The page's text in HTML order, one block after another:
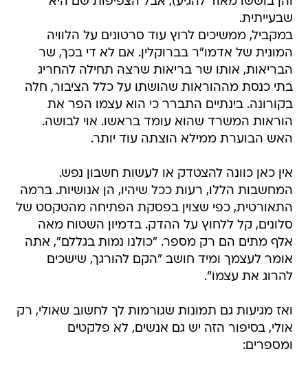
שבעייתית.
במקביל, ממשיכים לרוץ עוד סרטונים על הלוויה
המונית של אדמו"ר בברוקלין. אם לא די בכך, שר
הבריאות, אותו שר בריאות שרצה תחילה להחריג
בתי כנסת מההוראות שהושתו על כלל הציבור, חלה
בקורונה. בינתיים התברר כי הוא עצמו הפר את
הוראות המשרד שהוא עומד בראשו. אוי לבושה.
האש הבוערת ממילא הוצתה עוד יותר.
אין כאן כוונה להצטדק או לעשות חשבון נפש.
המחשבות הללו, רעות ככל שיהיו, הן אנושיות. ברמה
התאורטית, כפי שצוין בפסקת הפתיחה מהטקסט של
סלונים, קל ללחוץ על ההדק. בדמיון השטוח מאה
אלף מתים הם רק מספר. "כולנו נמות בגללם", אתה
אומר לעצמך ומיד חושב "הקם להורגך, שישכים
להרוג את עצמו".
ואז מגיעות גם תמונות שגורמות לך לחשוב שאולי, רק
אולי, בסיפור הזה יש גם אנשים, לא פלקטים
ומספרים: